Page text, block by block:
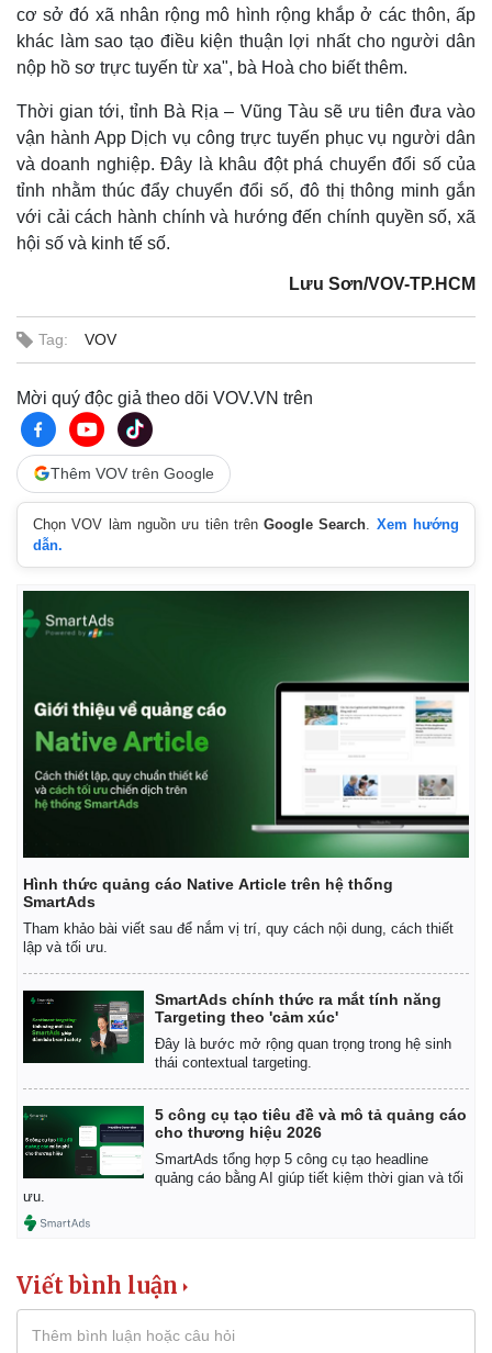
cơ sở đó xã nhân rộng mô hình rộng khắp ở các thôn, ấp
khác làm sao tạo điều kiện thuận lợi nhất cho người dân
nộp hồ sơ trực tuyến từ xa", bà Hoà cho biết thêm.
Thời gian tới, tỉnh Bà Rịa – Vũng Tàu sẽ ưu tiên đưa vào
vận hành App Dịch vụ công trực tuyến phục vụ người dân
và doanh nghiệp. Đây là khâu đột phá chuyển đổi số của
tỉnh nhằm thúc đẩy chuyển đổi số, đô thị thông minh gắn
với cải cách hành chính và hướng đến chính quyền số, xã
hội số và kinh tế số.
Lưu Sơn/VOV-TP.HCM
Tag: VOV
Mời quý độc giả theo dõi VOV.VN trên
Thêm VOV trên Google
Chọn VOV làm nguồn ưu tiên trênGoogle Search
Xem hướng
dẫn.
Hình thức quảng cáo Native Article trên hệ thống
SmartAds
Tham khảo bài viết sau để nắm vị trí, quy cách nội dung, cách thiết
lập và tối ưu.
SmartAds chính thức ra mắt tính năng
Targeting theo 'cảm xúc'
Đây là bước mở rộng quan trọng trong hệ sinh
thái contextual targeting.
5 công cụ tạo tiêu đề và mô tả quảng cáo
cho thương hiệu 2026
SmartAds tổng hợp 5 công cụ tạo headline
quảng cáo bằng AI giúp tiết kiệm thời gian và tối
ưu.
Viết bình luận